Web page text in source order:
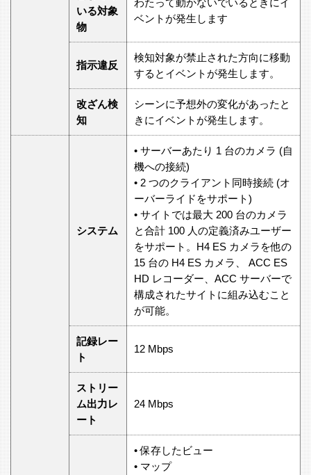
いる対象
物
ベントが発生します
指示違反
検知対象が禁止された方向に移動
するとイベントが発生します。
改ざん検
知
シーンに予想外の変化があったと
きにイベントが発生します。
システム
• サーバーあたり 1 台のカメラ (自
機への接続)
• 2 つのクライアント同時接続 (オ
ーバーライドをサポート)
• サイトでは最大 200 台のカメラ
と合計 100 人の定義済みユーザー
をサポート。H4 ES カメラを他の
15 台の H4 ES カメラ、 ACC ES
HD レコーダー、ACC サーバーで
構成されたサイトに組み込むこと
が可能。
記録レー
ト
12 Mbps
ストリー
ム出力レ
ート
24 Mbps
• 保存したビュー
• マップ